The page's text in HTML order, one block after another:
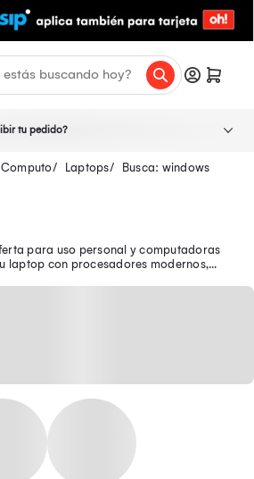
tu pedido?
Computo Laptops
Busca: windows
para uso personal y computadoras
laptop con procesadores modernos,